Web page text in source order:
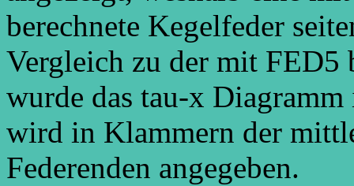
berechnete Kegelfeder
Vergleich zu der mit FED5
wurde das tau-x
wird in Klammern der
Federenden angegeben.